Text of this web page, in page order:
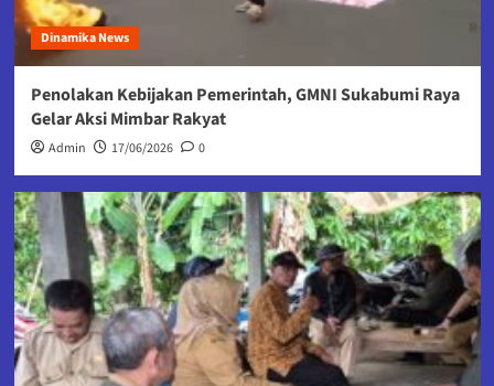
Dinamika News
Penolakan Kebijakan Pemerintah, GMNI Sukabumi Raya
Gelar Aksi Mimbar Rakyat
Admin 17/06/2026 0